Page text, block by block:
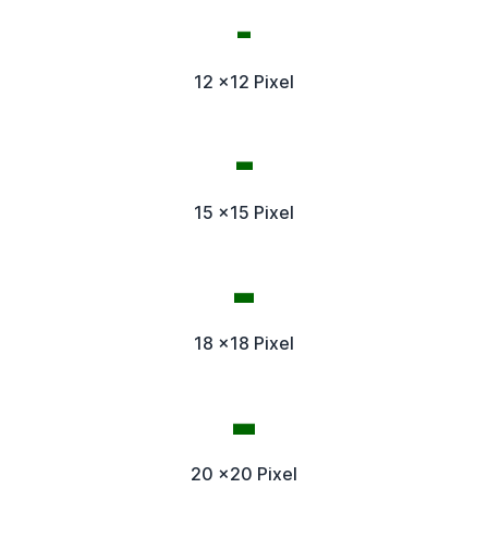
12 x12 Pixel
15 x15 Pixel
18 x18 Pixel
20 x20 Pixel